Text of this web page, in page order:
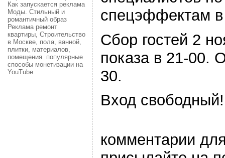
Как запускается реклама
Моды. Стильный и
романтичный образ
Реклама ремонт
квартиры, Строительство
в Москве, пола, ванной,
плитки, материалов,
помещения
популярные
способы монетизации на
YouTube
спецэффектам
Сбор гостей 2
показа в 21-00.
30.
Вход свободный!
комментарии